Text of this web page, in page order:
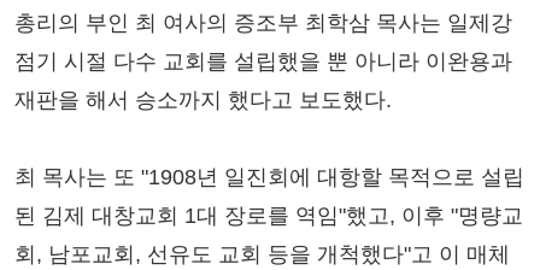
총리의 부인 최 여사의 증조부 최학삼 목사는 일제강
점기 시절 다수 교회를 설립했을 뿐 아니라 이완용과
재판을 해서 승소까지 했다고 보도했다.
최 목사는 또 "1908년 일진회에 대항할 목적으로 설립
된 김제 대창교회 1대 장로를 역임"했고, 이후 "명량교
회, 남포교회, 선유도 교회 등을 개척했다"고 이 매체